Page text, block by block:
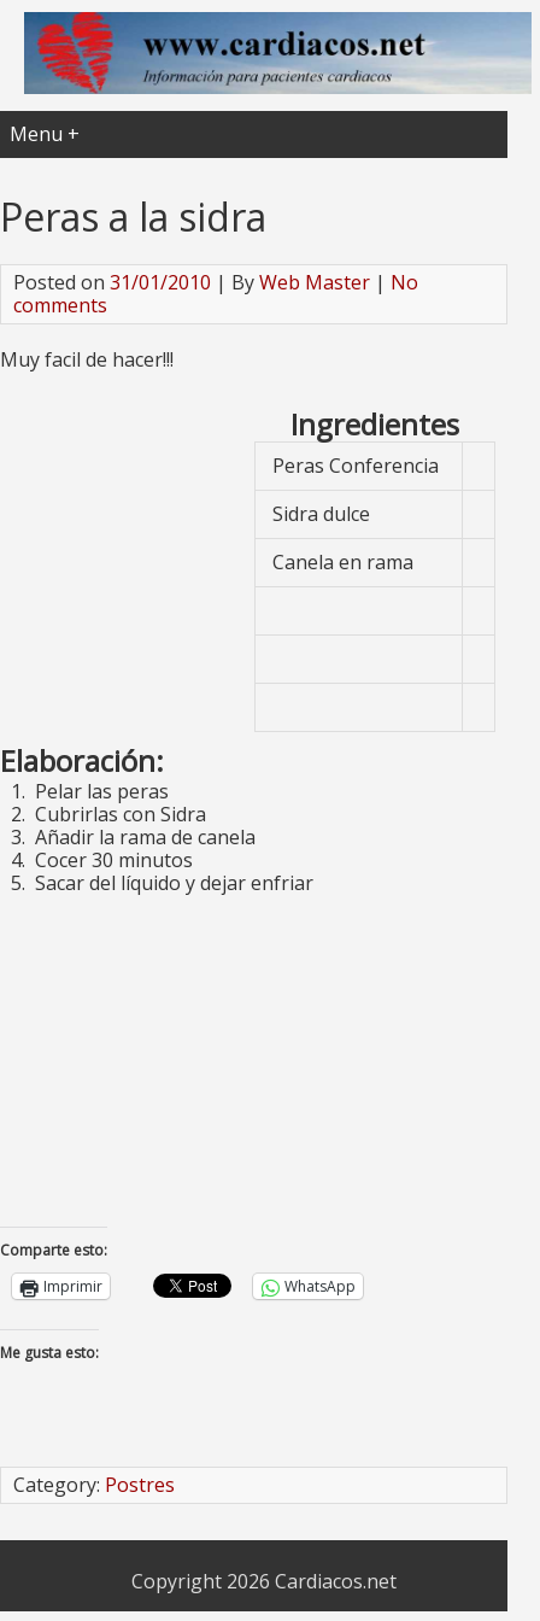
Menu +
Peras a la sidra
Posted on 31/01/2010 | ByWeb Master | No
comments
Muy facil de hacer!!!
Ingredientes
Peras Conferencia
Sidra dulce
Canela en rama
Elaboración:
Pelar las peras
Cubrirlas con Sidra
Añadir la rama de canela
Cocer 30 minutos
Sacar del líquido y dejar enfriar
Comparte esto:
Imprimir
WhatsApp
Me gusta esto:
Category: Postres
Copyright 2026 Cardiacos.net